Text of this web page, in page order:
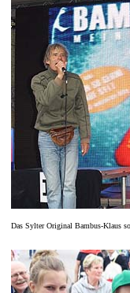
Das Sylter Original Bambus-Klaus